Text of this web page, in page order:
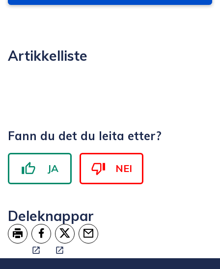
Artikkelliste
Fann du det du leita etter?
JA NEI
Deleknappar
Skriv utDel på Facebook
Del på Twitter